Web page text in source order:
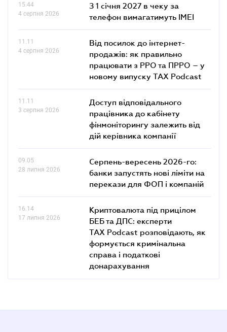
15.44
4 серпня 2026
З 1 січня 2027 в чеку за
телефон вимагатимуть IMEI
11.11
4 серпня 2026
Від посилок до інтернет-
продажів: як правильно
працювати з РРО та ПРРО – у
новому випуску TAX Podcast
11.11
3 серпня 2026
Доступ відповідального
працівника до кабінету
фінмоніторингу залежить від
дій керівника компанії
09.05
28 липня 2026
Серпень-вересень 2026-го:
банки запустять нові ліміти на
перекази для ФОП і компаній
16.14
17 липня 2026
Криптовалюта під прицілом
БЕБ та ДПС: експерти
TAX Podcast розповідають, як
формується кримінальна
справа і податкові
донарахування